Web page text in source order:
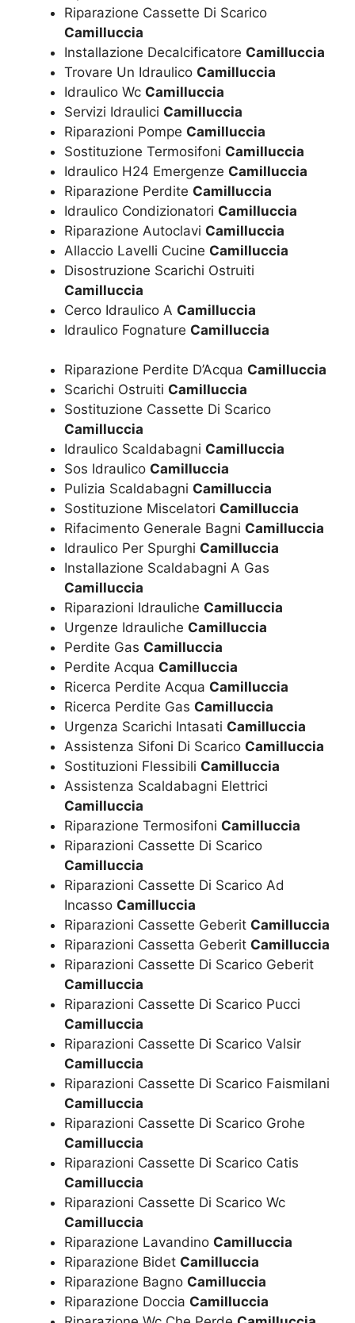
Riparazione Cassette Di Scarico
Camilluccia
Installazione Decalcificatore Camilluccia
Trovare Un Idraulico Camilluccia
Idraulico Wc Camilluccia
Servizi Idraulici Camilluccia
Riparazioni Pompe Camilluccia
Sostituzione Termosifoni Camilluccia
Idraulico H24 Emergenze Camilluccia
Riparazione Perdite Camilluccia
Idraulico Condizionatori Camilluccia
Riparazione Autoclavi Camilluccia
Allaccio Lavelli Cucine Camilluccia
Disostruzione Scarichi Ostruiti
Camilluccia
Cerco Idraulico A Camilluccia
Idraulico Fognature Camilluccia
Riparazione Perdite D’Acqua Camilluccia
Scarichi Ostruiti Camilluccia
Sostituzione Cassette Di Scarico
Camilluccia
Idraulico Scaldabagni Camilluccia
Sos Idraulico Camilluccia
Pulizia Scaldabagni Camilluccia
Sostituzione Miscelatori Camilluccia
Rifacimento Generale Bagni Camilluccia
Idraulico Per Spurghi Camilluccia
Installazione Scaldabagni A Gas
Camilluccia
Riparazioni Idrauliche Camilluccia
Urgenze Idrauliche Camilluccia
Perdite Gas Camilluccia
Perdite Acqua Camilluccia
Ricerca Perdite Acqua Camilluccia
Ricerca Perdite Gas Camilluccia
Urgenza Scarichi Intasati Camilluccia
Assistenza Sifoni Di Scarico Camilluccia
Sostituzioni Flessibili Camilluccia
Assistenza Scaldabagni Elettrici
Camilluccia
Riparazione Termosifoni Camilluccia
Riparazioni Cassette Di Scarico
Camilluccia
Riparazioni Cassette Di Scarico Ad
Incasso Camilluccia
Riparazioni Cassette Geberit Camilluccia
Riparazioni Cassetta Geberit Camilluccia
Riparazioni Cassette Di Scarico Geberit
Camilluccia
Riparazioni Cassette Di Scarico Pucci
Camilluccia
Riparazioni Cassette Di Scarico Valsir
Camilluccia
Riparazioni Cassette Di Scarico Faismilani
Camilluccia
Riparazioni Cassette Di Scarico Grohe
Camilluccia
Riparazioni Cassette Di Scarico Catis
Camilluccia
Riparazioni Cassette Di Scarico Wc
Camilluccia
Riparazione Lavandino Camilluccia
Riparazione Bidet Camilluccia
Riparazione Bagno Camilluccia
Riparazione Doccia Camilluccia